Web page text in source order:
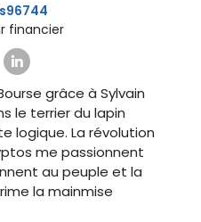
financier
grâce à Sylvain
le terrier du lapin
logique. La révolution
me passionnent
au peuple et la
la mainmise